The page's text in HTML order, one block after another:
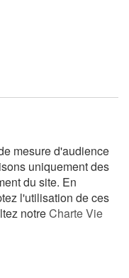
mesure d'audience
uniquement des
du site. En
l'utilisation de ces
notreCharte Vie